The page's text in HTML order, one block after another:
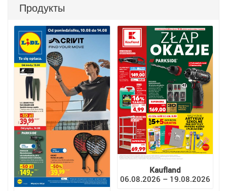
Продукты
Kaufland
06.08.2026 – 19.08.2026